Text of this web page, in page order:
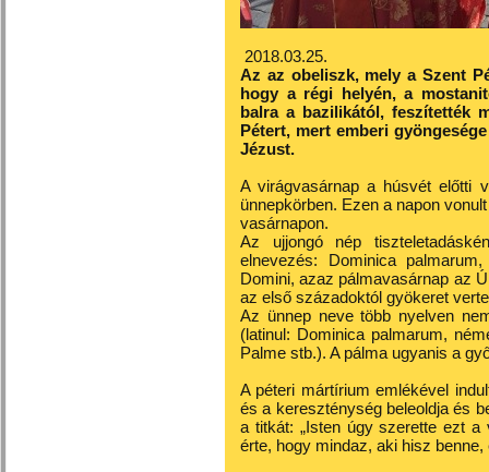
2018.03.25.
Az az obeliszk, mely a Szent
hogy a régi helyén, a
balra a bazilikától, feszítették
Pétert, mert emberi
Jézust.
A virágvasárnap a húsvét előtti
ünnepkörben. Ezen a napon
vasárnapon.
Az ujjongó nép
elnevezés: Dominica
Domini, azaz pálmavasárnap az
az első századoktól gyökeret
Az ünnep neve több nyelven
(latinul: Dominica palmarum,
Palme stb.). A pálma ugyanis a
A péteri mártírium emlékével
és a kereszténység beleoldja és
a titkát: „Isten úgy szerette ezt a
érte, hogy mindaz, aki hisz